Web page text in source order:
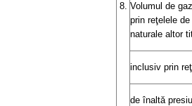
8. Volumul de
prin reţelele
naturale altor
inclusiv prin
de înaltă